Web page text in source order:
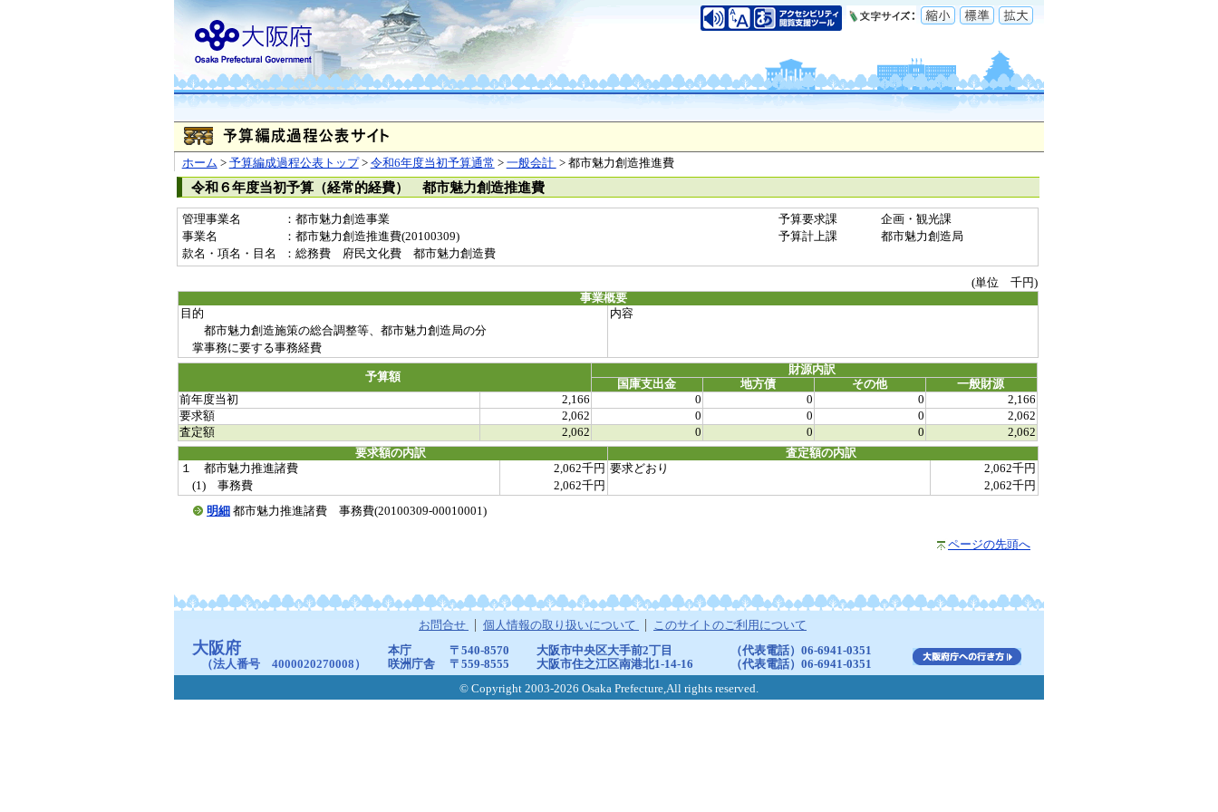
ホーム > 予算編成過程公表トップ> 令和6年度当初予算通常 > 一般会計 > 都市魅力創造推進費
令和６年度当初予算（経常的経費） 都市魅力創造推進費
管理事業名 ：都市魅力創造事業 予算要求課
企画・観光課
事業名
：都市魅力創造推進費(20100309) 予算計上課
都市魅力創造局
款名・項名・目名
：総務費 府民文化費 都市魅力創造費
(単位 千円)
事業概要
目的
内容
都市魅力創造施策の総合調整等、都市魅力創造局の分
掌事務に要する事務経費
予算額
財源内訳
国庫支出金
地方債 その他
一般財源
前年度当初
2,166 0 0 0
2,166
要求額
2,062 0 0 0
2,062
査定額
2,062 0 0 0
2,062
要求額の内訳
査定額の内訳
１ 都市魅力推進諸費
2,062千円 要求どおり
2,062千円
(1) 事務費
2,062千円
2,062千円
明細 都市魅力推進諸費 事務費(20100309-00010001)
ページの先頭へ
お問合せ 個人情報の取り扱いについて このサイトのご利用について
大阪府
（法人番号 4000020270008）
本庁 〒540-8570 大阪市中央区大手前2丁目
（代表電話）06-6941-0351
咲洲庁舎
〒559-8555 大阪市住之江区南港北1-14-16
（代表電話）06-6941-0351
© Copyright 2003-2026 Osaka Prefecture,All rights reserved.